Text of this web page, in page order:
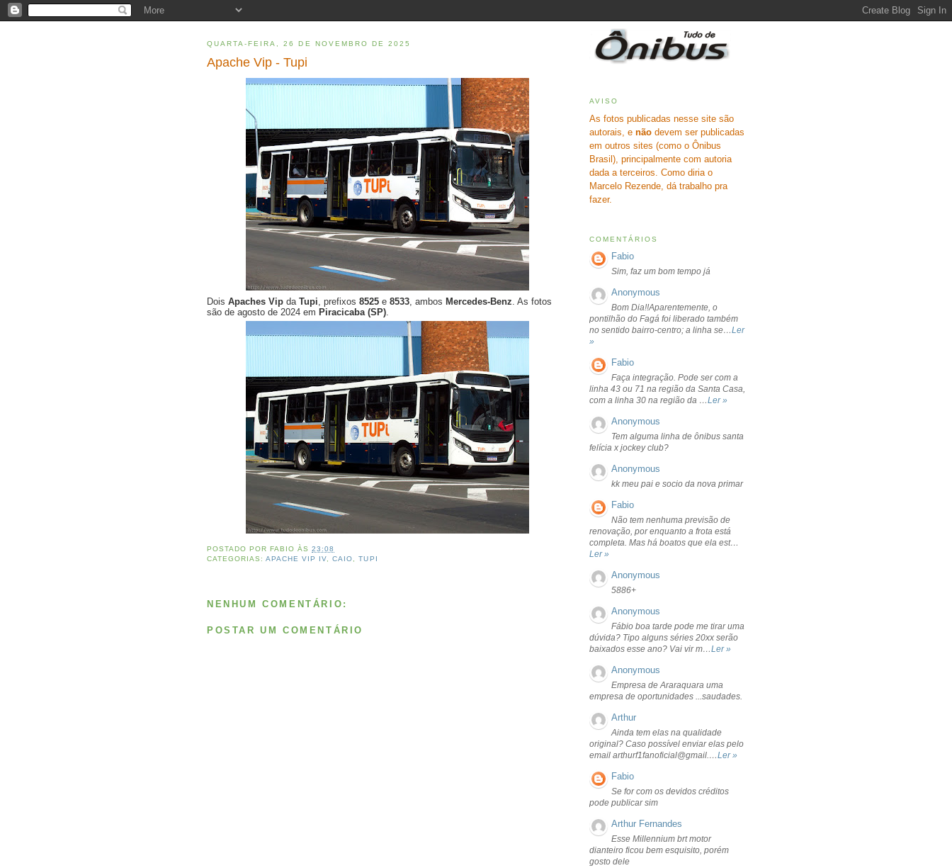
QUARTA-FEIRA, 26 DE NOVEMBRO DE 2025
Apache Vip - Tupi
Dois Apaches Vip da Tupi , prefixos 8525 e 8533 , ambos Mercedes-Benz . As fotos
são de agosto de 2024 em Piracicaba (SP)
POSTADO PORFABIO ÀS23:08
CATEGORIAS:APACHE VIP IV,CAIO,TUPI
NENHUM COMENTÁRIO:
POSTAR UM COMENTÁRIO
AVISO
As fotos publicadas nesse site são
autorais, e não devem ser publicadas
em outros sites (como o Ônibus
Brasil), principalmente com autoria
dada a terceiros. Como diria o
Marcelo Rezende, dá trabalho pra
fazer.
COMENTÁRIOS
Fabio
Sim, faz um bom tempo já
Anonymous
Bom Dia!!Aparentemente, o
pontilhão do Fagá foi liberado também
no sentido bairro-centro; a linha se…Ler
»
Fabio
Faça integração. Pode ser com a
linha 43 ou 71 na região da Santa Casa,
com a linha 30 na região da …Ler »
Anonymous
Tem alguma linha de ônibus santa
felícia x jockey club?
Anonymous
kk meu pai e socio da nova primar
Fabio
Não tem nenhuma previsão de
renovação, por enquanto a frota está
completa. Mas há boatos que ela est…
Ler »
Anonymous
5886+
Anonymous
Fábio boa tarde pode me tirar uma
dúvida? Tipo alguns séries 20xx serão
baixados esse ano? Vai vir m…Ler »
Anonymous
Empresa de Araraquara uma
empresa de oportunidades ...saudades.
Arthur
Ainda tem elas na qualidade
original? Caso possível enviar elas pelo
email arthurf1fanoficial@gmail.…Ler »
Fabio
Se for com os devidos créditos
pode publicar sim
Arthur Fernandes
Esse Millennium brt motor
dianteiro ficou bem esquisito, porém
gosto dele